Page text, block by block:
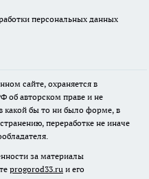
персональных данных
сайте, охраняется в
об авторском праве и не
какой бы то ни было форме, в
переработке не иначе
за материалы
progorod33.ru и его